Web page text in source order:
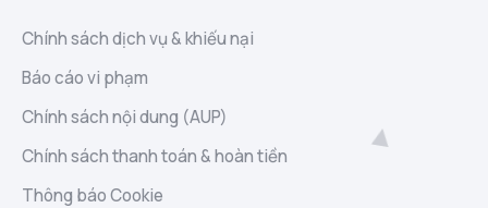
Chính sách dịch vụ & khiếu nại
Báo cáo vi phạm
Chính sách nội dung (AUP)
Chính sách thanh toán & hoàn tiền
Thông báo Cookie